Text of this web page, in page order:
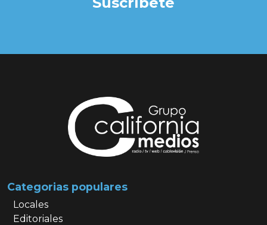
Categorias populares
Locales
Editoriales